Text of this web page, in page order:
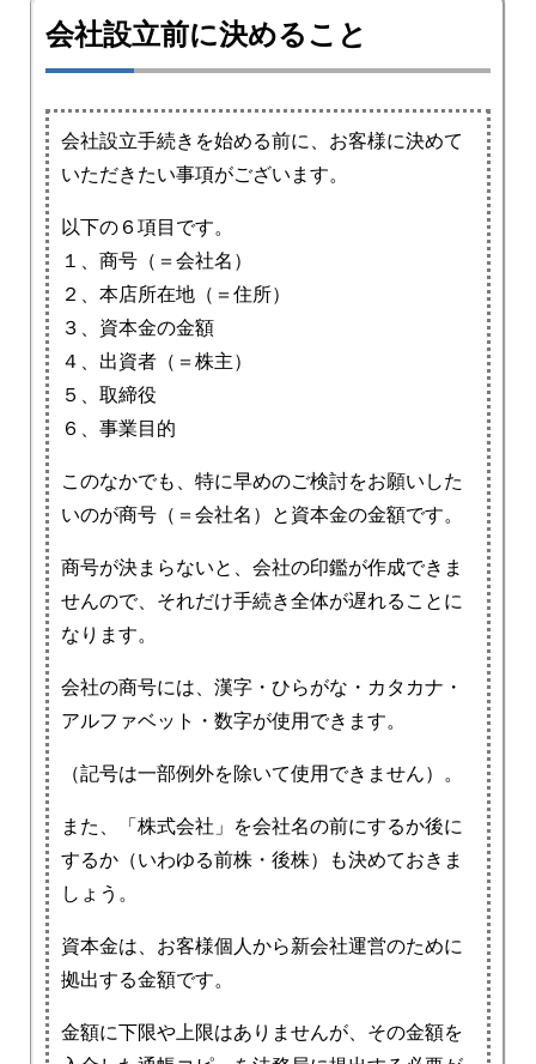
会社設立前に決めること
会社設立手続きを始める前に、お客様に決めて
いただきたい事項がございます。
以下の６項目です。
１、商号（＝会社名）
２、本店所在地（＝住所）
３、資本金の金額
４、出資者（＝株主）
５、取締役
６、事業目的
このなかでも、特に早めのご検討をお願いした
いのが商号（＝会社名）と資本金の金額です。
商号が決まらないと、会社の印鑑が作成できま
せんので、それだけ手続き全体が遅れることに
なります。
会社の商号には、漢字・ひらがな・カタカナ・
アルファベット・数字が使用できます。
（記号は一部例外を除いて使用できません）。
また、「株式会社」を会社名の前にするか後に
するか（いわゆる前株・後株）も決めておきま
しょう。
資本金は、お客様個人から新会社運営のために
拠出する金額です。
金額に下限や上限はありませんが、その金額を